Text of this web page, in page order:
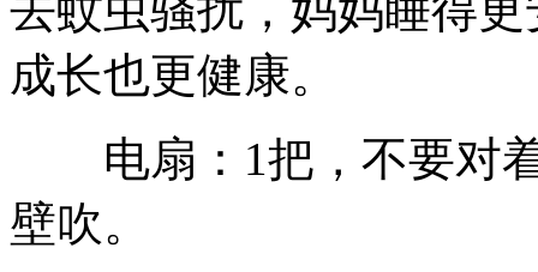
成长也更健康。
电扇：1把，不要对着
壁吹。